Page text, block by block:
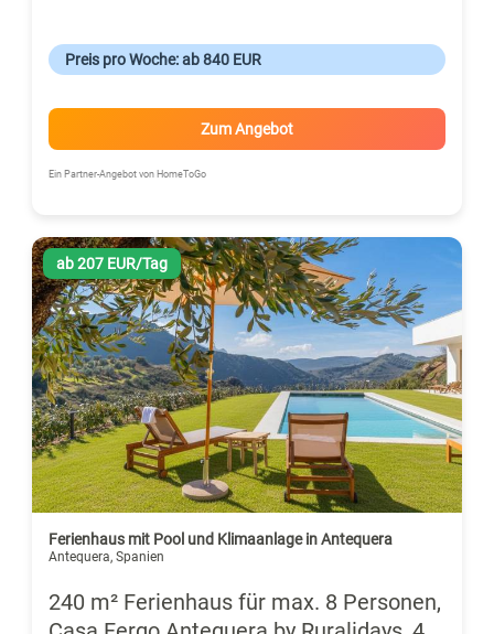
Preis pro Woche: ab 840 EUR
Zum Angebot
Ein Partner-Angebot von HomeToGo
ab 207 EUR/Tag
Ferienhaus mit Pool und Klimaanlage in Antequera
Antequera, Spanien
240 m² Ferienhaus für max. 8 Personen,